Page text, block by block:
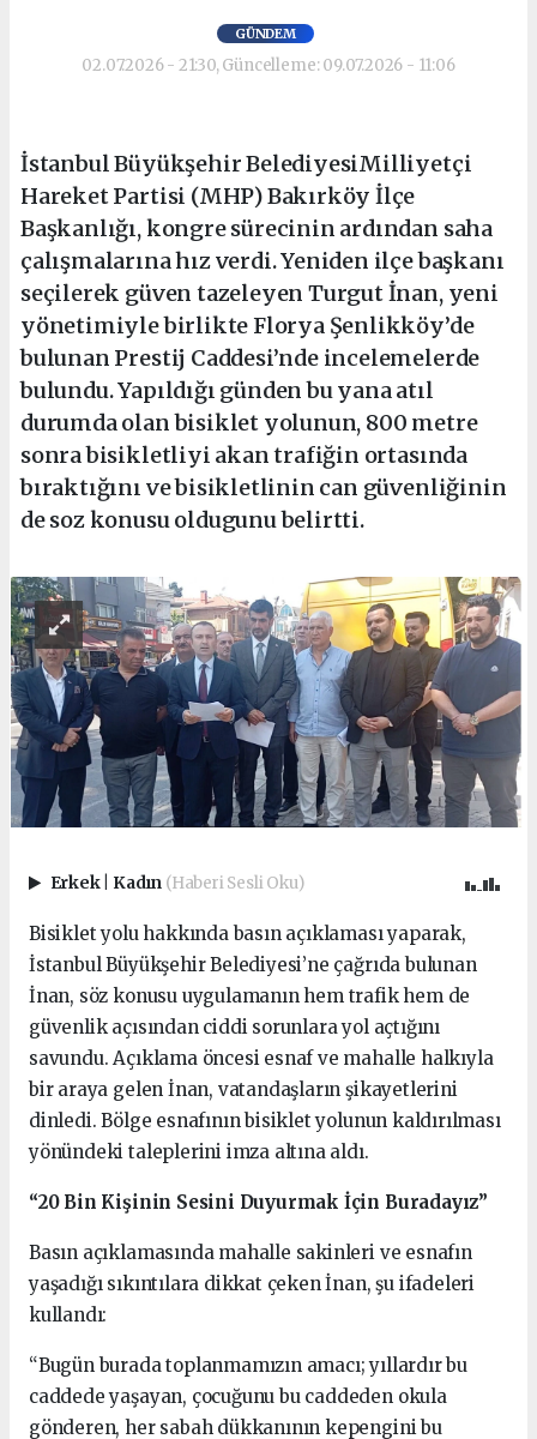
GÜNDEM
02.07.2026 - 21:30, Güncelleme: 09.07.2026 - 11:06
İstanbul Büyükşehir BelediyesiMilliyetçi
Hareket Partisi (MHP) Bakırköy İlçe
Başkanlığı, kongre sürecinin ardından saha
çalışmalarına hız verdi. Yeniden ilçe başkanı
seçilerek güven tazeleyen Turgut İnan, yeni
yönetimiyle birlikte Florya Şenlikköy’de
bulunan Prestij Caddesi’nde incelemelerde
bulundu. Yapıldığı günden bu yana atıl
durumda olan bisiklet yolunun, 800 metre
sonra bisikletliyi akan trafiğin ortasında
bıraktığını ve bisikletlinin can güvenliğinin
de soz konusu oldugunu belirtti.
Erkek Kadın (Haberi Sesli Oku)
Bisiklet yolu hakkında basın açıklaması yaparak,
İstanbul Büyükşehir Belediyesi’ne çağrıda bulunan
İnan, söz konusu uygulamanın hem trafik hem de
güvenlik açısından ciddi sorunlara yol açtığını
savundu. Açıklama öncesi esnaf ve mahalle halkıyla
bir araya gelen İnan, vatandaşların şikayetlerini
dinledi. Bölge esnafının bisiklet yolunun kaldırılması
yönündeki taleplerini imza altına aldı.
“20 Bin Kişinin Sesini Duyurmak İçin Buradayız”
Basın açıklamasında mahalle sakinleri ve esnafın
yaşadığı sıkıntılara dikkat çeken İnan, şu ifadeleri
kullandı:
“Bugün burada toplanmamızın amacı; yıllardır bu
caddede yaşayan, çocuğunu bu caddeden okula
gönderen, her sabah dükkanının kepengini bu